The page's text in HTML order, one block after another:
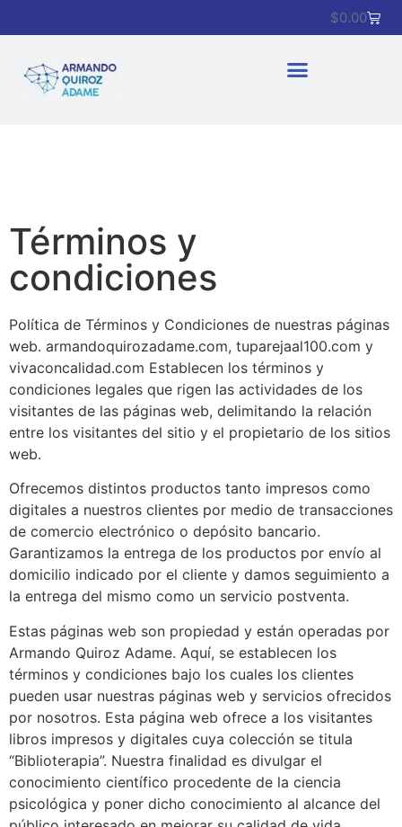
$0.00
Términos y
condiciones
Política de Términos y Condiciones de nuestras páginas
web. armandoquirozadame.com, tuparejaal100.com y
vivaconcalidad.com Establecen los términos y
condiciones legales que rigen las actividades de los
visitantes de las páginas web, delimitando la relación
entre los visitantes del sitio y el propietario de los sitios
web.
Ofrecemos distintos productos tanto impresos como
digitales a nuestros clientes por medio de transacciones
de comercio electrónico o depósito bancario.
Garantizamos la entrega de los productos por envío al
domicilio indicado por el cliente y damos seguimiento a
la entrega del mismo como un servicio postventa.
Estas páginas web son propiedad y están operadas por
Armando Quiroz Adame. Aquí, se establecen los
términos y condiciones bajo los cuales los clientes
pueden usar nuestras páginas web y servicios ofrecidos
por nosotros. Esta página web ofrece a los visitantes
libros impresos y digitales cuya colección se titula
“Biblioterapia”. Nuestra finalidad es divulgar el
conocimiento científico procedente de la ciencia
psicológica y poner dicho conocimiento al alcance del